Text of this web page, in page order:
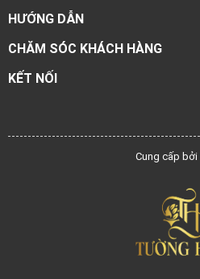
HƯỚNG DẪN
CHĂM SÓC KHÁCH HÀNG
KẾT NỐI
Cung cấp bởi